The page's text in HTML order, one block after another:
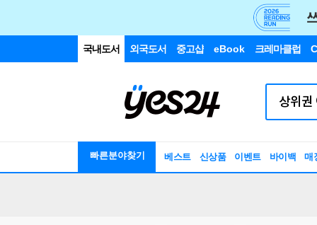
국내도서 외국도서 중고샵 eBook 크레마클럽
빠른분야찾기 베스트 신상품 이벤트 바이백 매